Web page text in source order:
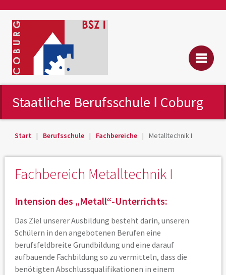
Staatliche Berufsschule Ⅰ Coburg
Start Berufsschule Fachbereiche Metalltechnik I
Fachbereich Metalltechnik I
Intension des „Metall“-Unterrichts:
Das Ziel unserer Ausbildung besteht darin, unseren
Schülern in den angebotenen Berufen eine
berufsfeldbreite Grundbildung und eine darauf
aufbauende Fachbildung so zu vermitteln, dass die
benötigten Abschlussqualifikationen in einem